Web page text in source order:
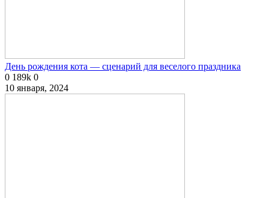
День рождения кота — сценарий для веселого праздника
0 189k 0
10 января, 2024